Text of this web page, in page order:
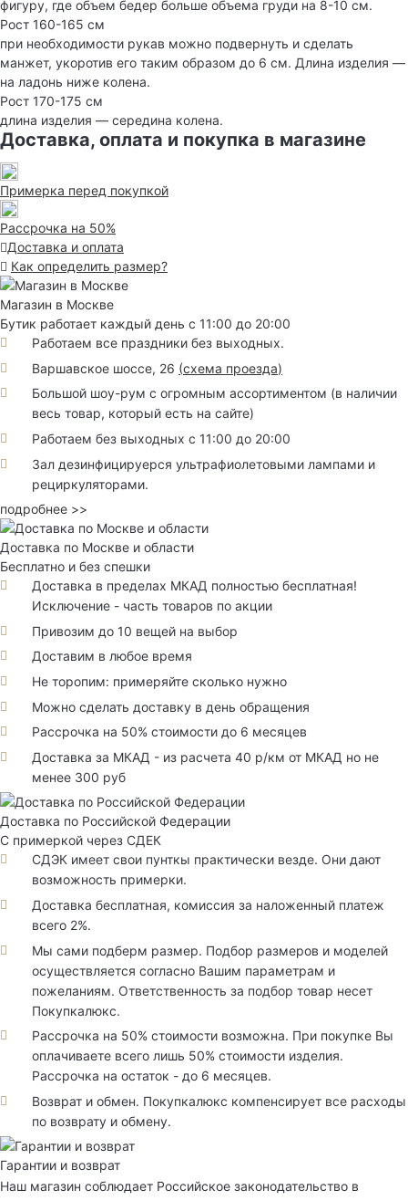
фигуру, где объем бедер больше объема груди на 8-10 см.
Рост 160-165 см
при необходимости рукав можно подвернуть и сделать
манжет, укоротив его таким образом до 6 см. Длина изделия —
на ладонь ниже колена.
Рост 170-175 см
длина изделия — середина колена.
Доставка, оплата и покупка в магазине
Примерка перед покупкой
Рассрочка на 50%
Доставка и оплата
Как определить размер?
Магазин в Москве
Бутик работает каждый день с 11:00 до 20:00
Работаем все праздники без выходных.
Варшавское шоссе, 26 (схема проезда)
Большой шоу-рум с огромным ассортиментом (в наличии
весь товар, который есть на сайте)
Работаем без выходных с 11:00 до 20:00
Зал дезинфицируерся ультрафиолетовыми лампами и
рециркуляторами.
подробнее >>
Доставка по Москве и области
Бесплатно и без спешки
Доставка в пределах МКАД полностью бесплатная!
Исключение - часть товаров по акции
Привозим до 10 вещей на выбор
Доставим в любое время
Не торопим: примеряйте сколько нужно
Можно сделать доставку в день обращения
Рассрочка на 50% стоимости до 6 месяцев
Доставка за МКАД - из расчета 40 р/км от МКАД но не
менее 300 руб
Доставка по Российской Федерации
С примеркой через СДЕК
СДЭК имеет свои пунткы практически везде. Они дают
возможность примерки.
Доставка бесплатная, комиссия за наложенный платеж
всего 2%.
Мы сами подберм размер. Подбор размеров и моделей
осуществляется согласно Вашим параметрам и
пожеланиям. Ответственность за подбор товар несет
Покупкалюкс.
Рассрочка на 50% стоимости возможна. При покупке Вы
оплачиваете всего лишь 50% стоимости изделия.
Рассрочка на остаток - до 6 месяцев.
Возврат и обмен. Покупкалюкс компенсирует все расходы
по возврату и обмену.
Гарантии и возврат
Наш магазин соблюдает Российское законодательство в